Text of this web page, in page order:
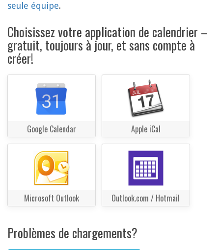
seule équipe.
Choisissez votre application de calendrier –
gratuit, toujours à jour, et sans compte à
créer!
Google Calendar Apple iCal
Microsoft Outlook Outlook.com / Hotmail
Problèmes de chargements?